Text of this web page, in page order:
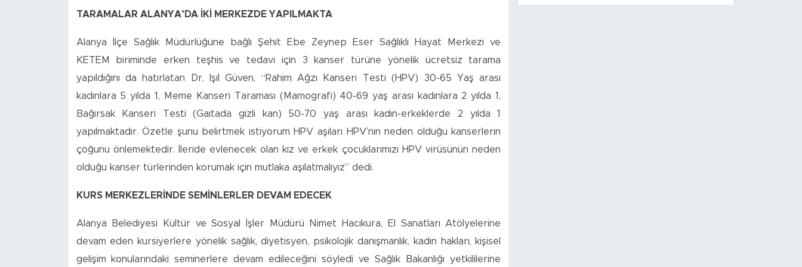
TARAMALAR ALANYA’DA İKİ MERKEZDE YAPILMAKTA
Alanya İlçe Sağlık Müdürlüğüne bağlı Şehit Ebe Zeynep Eser Sağlıklı Hayat Merkezi ve
KETEM biriminde erken teşhis ve tedavi için 3 kanser türüne yönelik ücretsiz tarama
yapıldığını da hatırlatan Dr. Işıl Güven, “Rahim Ağzı Kanseri Testi (HPV) 30-65 Yaş arası
kadınlara 5 yılda 1, Meme Kanseri Taraması (Mamografi) 40-69 yaş arası kadınlara 2 yılda 1,
Bağırsak Kanseri Testi (Gaitada gizli kan) 50-70 yaş arası kadın-erkeklerde 2 yılda 1
yapılmaktadır. Özetle şunu belirtmek istiyorum HPV aşıları HPV’nin neden olduğu kanserlerin
çoğunu önlemektedir. İleride evlenecek olan kız ve erkek çocuklarımızı HPV virüsünün neden
olduğu kanser türlerinden korumak için mutlaka aşılatmalıyız” dedi.
KURS MERKEZLERİNDE SEMİNLERLER DEVAM EDECEK
Alanya Belediyesi Kültür ve Sosyal İşler Müdürü Nimet Hacıkura, El Sanatları Atölyelerine
devam eden kursiyerlere yönelik sağlık, diyetisyen, psikolojik danışmanlık, kadın hakları, kişisel
gelişim konularındaki seminerlere devam edileceğini söyledi ve Sağlık Bakanlığı yetkililerine